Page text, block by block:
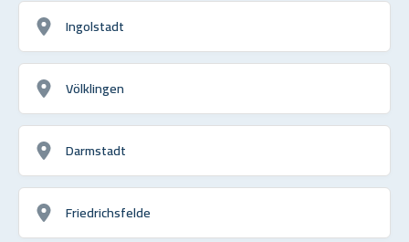
Ingolstadt
Völklingen
Darmstadt
Friedrichsfelde